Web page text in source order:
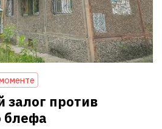
залог против
блефа